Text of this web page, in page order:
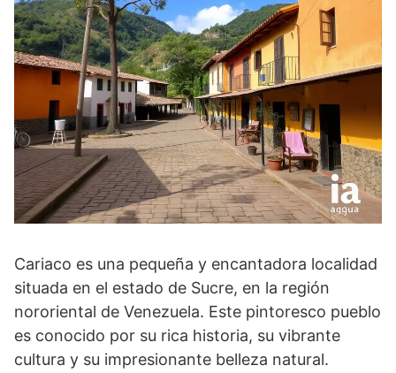
Cariaco es una pequeña y encantadora localidad
situada en el estado de Sucre, en la región
nororiental de Venezuela. Este pintoresco pueblo
es conocido por su rica historia, su vibrante
cultura y su impresionante belleza natural.